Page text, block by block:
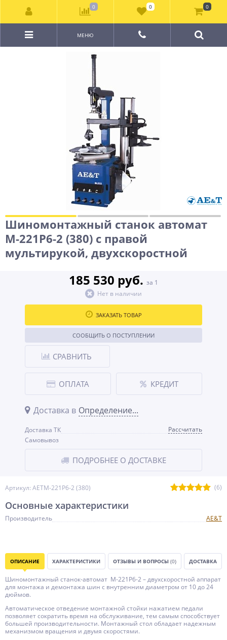
МЕНЮ
Шиномонтажный станок автомат
M-221P6-2 (380) с правой
мультирукой, двухскоростной
Артикул: AETM-221P6-2 (380) (6)
185 530 руб. за 1
Нет в наличии
ЗАКАЗАТЬ ТОВАР
СООБЩИТЬ О ПОСТУПЛЕНИИ
СРАВНИТЬ
ОПЛАТА КРЕДИТ
Доставка в Определение...
Доставка ТК
Рассчитать
Самовывоз
ПОДРОБНЕЕ О ДОСТАВКЕ
Основные характеристики
Производитель AE&T
ОПИСАНИЕ ХАРАКТЕРИСТИКИ ОТЗЫВЫ И ВОПРОСЫ (0) ДОСТАВКА
Шиномонтажный станок-автомат М-221Р6-2 – двухскоростной аппарат
для монтажа и демонтажа шин с внутренним диаметром от 10 до 24
дюймов.
Автоматическое отведение монтажной стойки нажатием педали
позволяет сократить время на обслуживание, тем самым способствует
большей производительности. Монтажный стол обладает надежным
механизмом вращения и двумя скоростями.
0 0 0